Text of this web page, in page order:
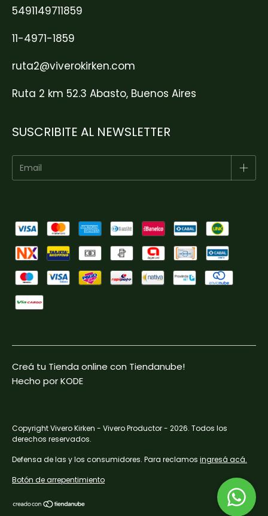
5491149711859
11-4971-1859
ruta2@viverokirken.com
Ruta 2 km 52.3 Abasto, Buenos Aires
SUSCRIBITE AL NEWSLETTER
Creá tu Tienda online con Tiendanube!
Hecho por KODE
Copyright Vivero Kirken - Vivero Productor - 2026. Todos los
derechos reservados.
Defensa de las y los consumidores. Para reclamos ingresá acá.
Botón de arrepentimiento